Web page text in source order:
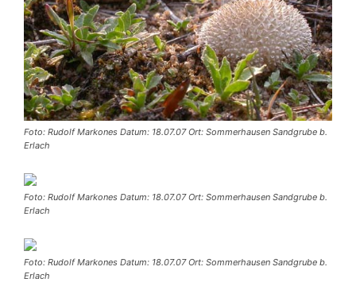
Foto: Rudolf Markones Datum: 18.07.07 Ort: Sommerhausen Sandgrube b.
Erlach
Foto: Rudolf Markones Datum: 18.07.07 Ort: Sommerhausen Sandgrube b.
Erlach
Foto: Rudolf Markones Datum: 18.07.07 Ort: Sommerhausen Sandgrube b.
Erlach